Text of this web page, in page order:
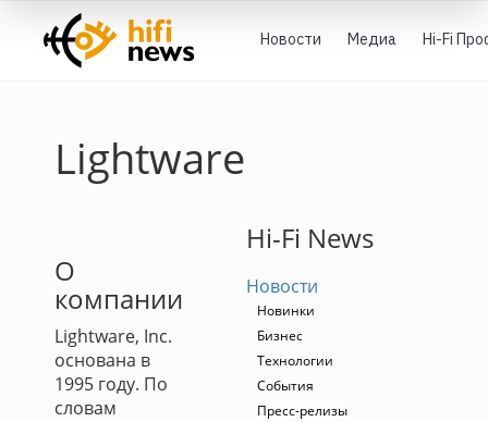
Новости Медиа Hi-Fi
Lightware
О
компании
Lightware, Inc.
основана в
1995 году. По
словам
Hi-Fi News
Новости
Новинки
Бизнес
Технологии
События
Пресс-релизы